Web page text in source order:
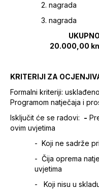
2. nagrada
3. nagrada
20.000,00 kn
KRITERIJI ZA
Formalni kriteriji:
Programom natječaja i
Isključit će se radovi: -
ovim uvjetima
- Koji ne sadrže
- Čija oprema
uvjetima
- Koji nisu u